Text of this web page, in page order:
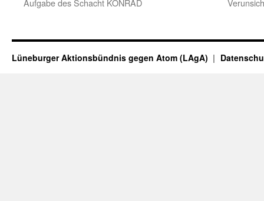
Aufgabe des Schacht KONRAD
Lüneburger Aktionsbündnis gegen Atom (LAgA)